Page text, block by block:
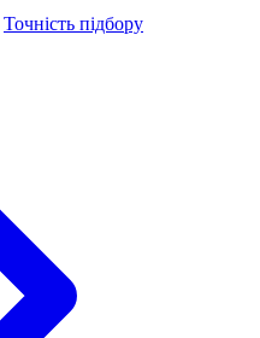
Точність підбору